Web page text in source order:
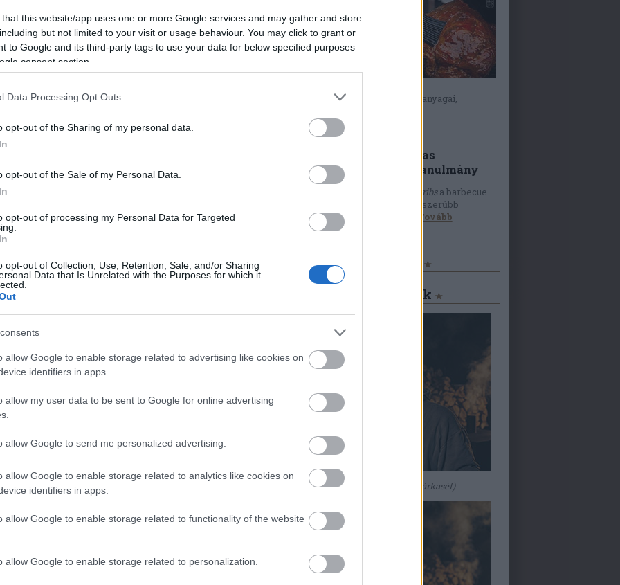
that this website/app uses one or more Google services and may gather and store
but not limited to your visit or usage behaviour. You may click to grant or
to Google and its third-party tags to use your data for below specified purposes
consent section.
Data Processing Opt Outs
opt-out of the Sharing of my personal data.
opt-out of the Sale of my Personal Data.
opt-out of processing my Personal Data for Targeted
opt-out of Collection, Use, Retention, Sale, and/or Sharing
Data that Is Unrelated with the Purposes for which it
allow Google to enable storage related to advertising like cookies on
identifiers in apps.
allow my user data to be sent to Google for online advertising
allow Google to send me personalized advertising.
allow Google to enable storage related to analytics like cookies on
identifiers in apps.
allow Google to enable storage related to functionality of the website
allow Google to enable storage related to personalization.
nyársas ételünknél viszont bevetettük régi
a zsenge kacsahájat, és tovább
Green Eggfaszenes grillsütők
kamado grill
egyre több országban került
A magyarországi Flavour Fair 2017
ez az egyik…
Green Egg Kakastaréj Nyárson sütés kamadó
A BBQ-szószok rendszere, alapanyagai,
Oldalas
esettanulmány
pork ribsa barbecue
legnépszerűbb
Tovább
csapattagok
Adorjányi Máriusz (Márkaséf)